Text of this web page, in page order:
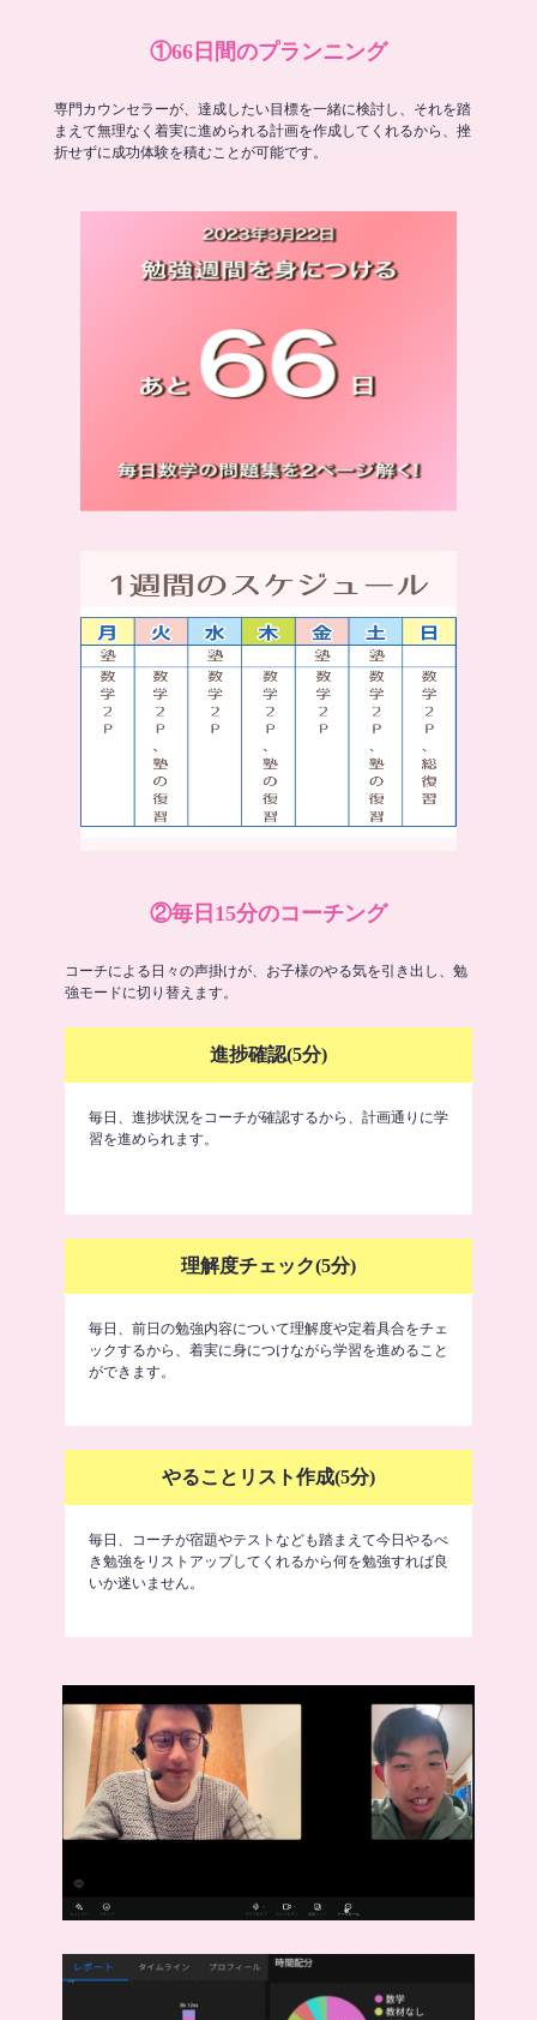
①66日間のプランニング
専門カウンセラーが、達成したい目標を一緒に検討し、それを踏
まえて無理なく着実に進められる計画を作成してくれるから、挫
折せずに成功体験を積むことが可能です。
②毎日15分のコーチング
コーチによる日々の声掛けが、お子様のやる気を引き出し、勉
強モードに切り替えます。
進捗確認(5分)
毎日、進捗状況をコーチが確認するから、計画通りに学
習を進められます。
理解度チェック(5分)
毎日、前日の勉強内容について理解度や定着具合をチェ
ックするから、着実に身につけながら学習を進めること
ができます。
やることリスト作成(5分)
毎日、コーチが宿題やテストなども踏まえて今日やるべ
き勉強をリストアップしてくれるから何を勉強すれば良
いか迷いません。